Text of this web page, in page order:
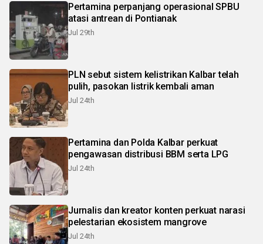
Pertamina perpanjang operasional SPBU
atasi antrean di Pontianak
Jul 29th
PLN sebut sistem kelistrikan Kalbar telah
pulih, pasokan listrik kembali aman
Jul 24th
Pertamina dan Polda Kalbar perkuat
pengawasan distribusi BBM serta LPG
Jul 24th
Jurnalis dan kreator konten perkuat narasi
pelestarian ekosistem mangrove
Jul 24th